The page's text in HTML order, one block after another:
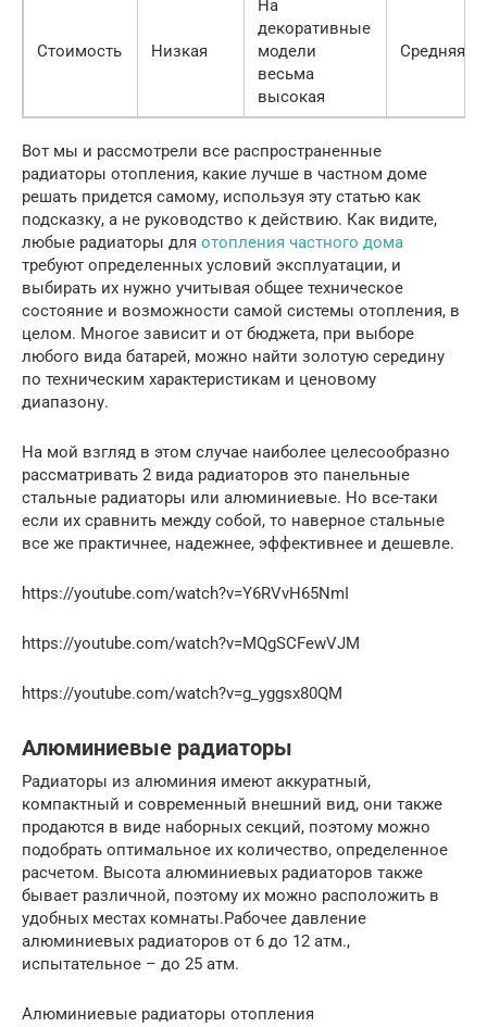
Стоимость Низкая
На
декоративные
модели
весьма
высокая
Средняя
Вот мы и рассмотрели все распространенные
радиаторы отопления, какие лучше в частном доме
решать придется самому, используя эту статью как
подсказку, а не руководство к действию. Как видите,
любые радиаторы для отопления частного дома
требуют определенных условий эксплуатации, и
выбирать их нужно учитывая общее техническое
состояние и возможности самой системы отопления, в
целом. Многое зависит и от бюджета, при выборе
любого вида батарей, можно найти золотую середину
по техническим характеристикам и ценовому
диапазону.
На мой взгляд в этом случае наиболее целесообразно
рассматривать 2 вида радиаторов это панельные
стальные радиаторы или алюминиевые. Но все-таки
если их сравнить между собой, то наверное стальные
все же практичнее, надежнее, эффективнее и дешевле.
https://youtube.com/watch?v=Y6RVvH65NmI
https://youtube.com/watch?v=MQgSCFewVJM
https://youtube.com/watch?v=g_yggsx80QM
Алюминиевые радиаторы
Радиаторы из алюминия имеют аккуратный,
компактный и современный внешний вид, они также
продаются в виде наборных секций, поэтому можно
подобрать оптимальное их количество, определенное
расчетом. Высота алюминиевых радиаторов также
бывает различной, поэтому их можно расположить в
удобных местах комнаты.Рабочее давление
алюминиевых радиаторов от 6 до 12 атм.,
испытательное – до 25 атм.
Алюминиевые радиаторы отопления